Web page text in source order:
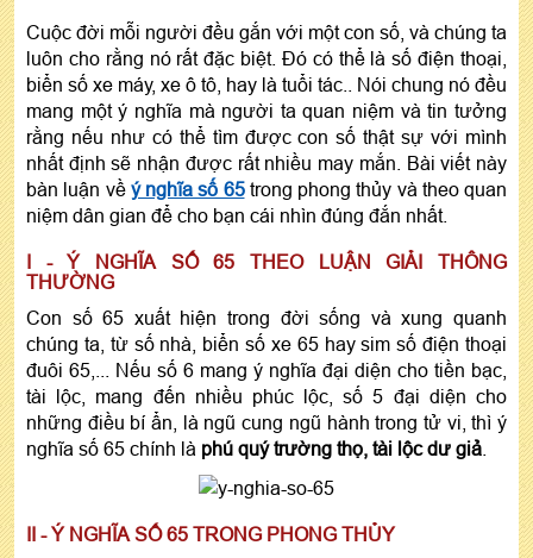
Cuộc đời mỗi người đều gắn với một con số, và chúng ta
luôn cho rằng nó rất đặc biệt. Đó có thể là số điện thoại,
biển số xe máy, xe ô tô, hay là tuổi tác.. Nói chung nó đều
mang một ý nghĩa mà người ta quan niệm và tin tưởng
rằng nếu như có thể tìm được con số thật sự với mình
nhất định sẽ nhận được rất nhiều may mắn. Bài viết này
bàn luận về ý nghĩa số 65trong phong thủy và theo quan
niệm dân gian để cho bạn cái nhìn đúng đắn nhất.
I - Ý NGHĨA SỐ 65 THEO LUẬN GIẢI THÔNG
THƯỜNG
Con số 65 xuất hiện trong đời sống và xung quanh
chúng ta, từ số nhà, biển số xe 65 hay sim số điện thoại
đuôi 65,... Nếu số 6 mang ý nghĩa đại diện cho tiền bạc,
tài lộc, mang đến nhiều phúc lộc, số 5 đại diện cho
những điều bí ẩn, là ngũ cung ngũ hành trong tử vi, thì ý
nghĩa số 65 chính là phú quý trường thọ, tài lộc dư giả
II - Ý NGHĨA SỐ 65 TRONG PHONG THỦY